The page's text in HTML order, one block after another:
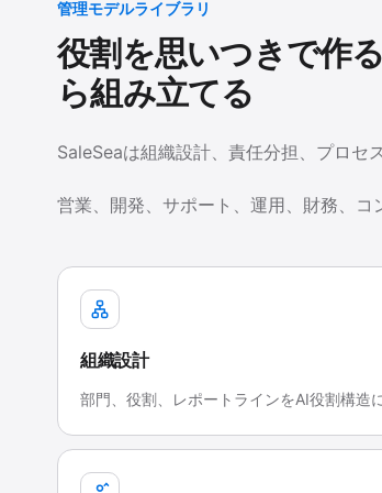
管理モデルライブラリ
役割を思いつきで作
ら組み立てる
SaleSeaは組織設計、責任分担、プロセ
営業、開発、サポート、運用、財務、
組織設計
部門、役割、レポートラインをAI役割構造